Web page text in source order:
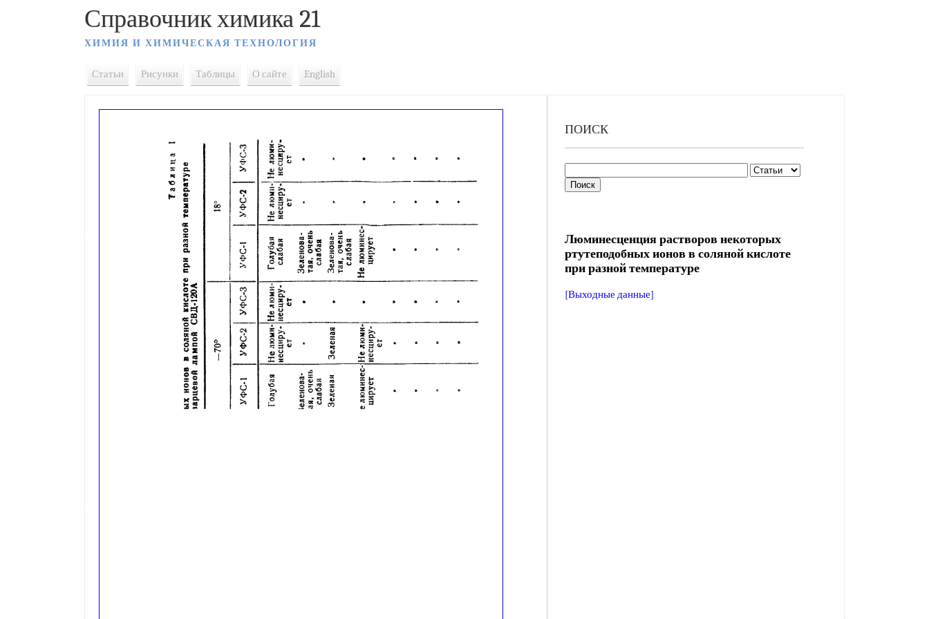
Справочник химика 21
ХИМИЯ И ХИМИЧЕСКАЯ ТЕХНОЛОГИЯ
Статьи Рисунки Таблицы О сайте English
ПОИСК
Люминесценция растворов некоторых
ртутеподобных ионов в соляной кислоте
при разной температуре
[Выходные данные]